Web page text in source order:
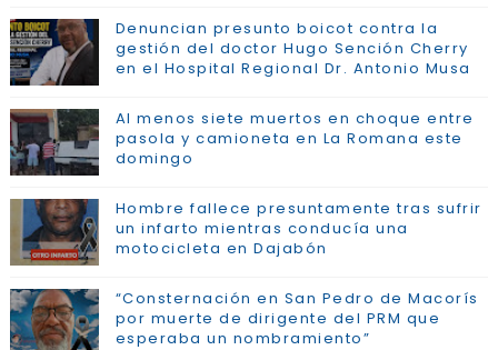
Denuncian presunto boicot contra la
gestión del doctor Hugo Sención Cherry
en el Hospital Regional Dr. Antonio Musa
Al menos siete muertos en choque entre
pasola y camioneta en La Romana este
domingo
Hombre fallece presuntamente tras sufrir
un infarto mientras conducía una
motocicleta en Dajabón
“Consternación en San Pedro de Macorís
por muerte de dirigente del PRM que
esperaba un nombramiento”